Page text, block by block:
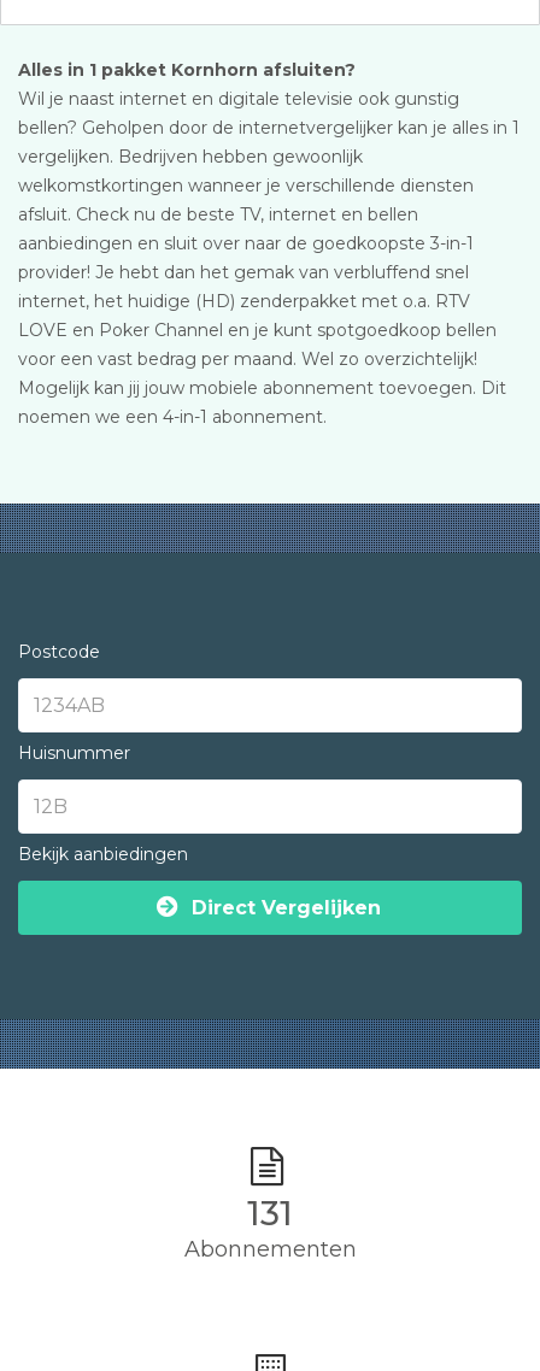
Alles in 1 pakket Kornhorn afsluiten?
Wil je naast internet en digitale televisie ook gunstig
bellen? Geholpen door de internetvergelijker kan je alles in 1
vergelijken. Bedrijven hebben gewoonlijk
welkomstkortingen wanneer je verschillende diensten
afsluit. Check nu de beste TV, internet en bellen
aanbiedingen en sluit over naar de goedkoopste 3-in-1
provider! Je hebt dan het gemak van verbluffend snel
internet, het huidige (HD) zenderpakket met o.a. RTV
LOVE en Poker Channel en je kunt spotgoedkoop bellen
voor een vast bedrag per maand. Wel zo overzichtelijk!
Mogelijk kan jij jouw mobiele abonnement toevoegen. Dit
noemen we een 4-in-1 abonnement.
Postcode
Huisnummer
Bekijk aanbiedingen
Direct Vergelijken
135
Abonnementen